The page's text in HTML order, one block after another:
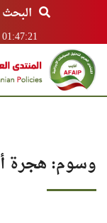
البحث
وسوم: هجرة